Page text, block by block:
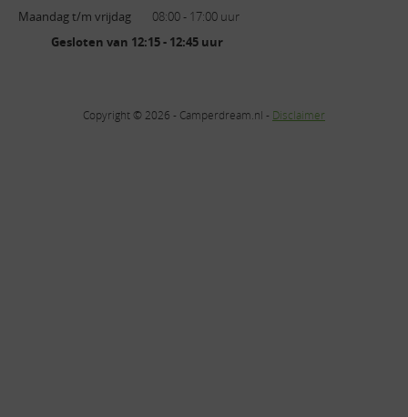
Maandag t/m vrijdag
08:00 - 17:00 uur
Gesloten van 12:15 - 12:45 uur
Copyright © 2026 - Camperdream.nl - Disclaimer